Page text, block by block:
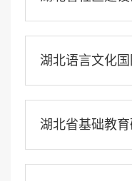
湖北语言文化
湖北省基础教